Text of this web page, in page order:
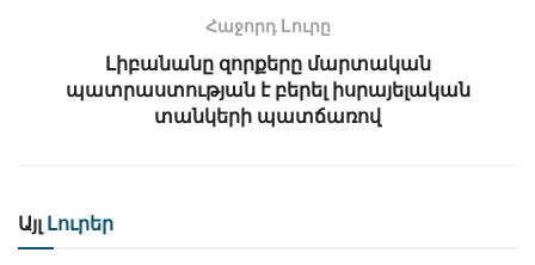
Հաջորդ Lուրը
Լիբանանը զորքերը մարտական
պատրաստության է բերել իսրայելական
տանկերի պատճառով
Այլ Լուրեր